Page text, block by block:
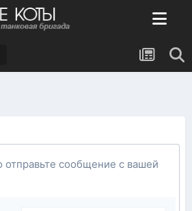
отправьте сообщение с вашей